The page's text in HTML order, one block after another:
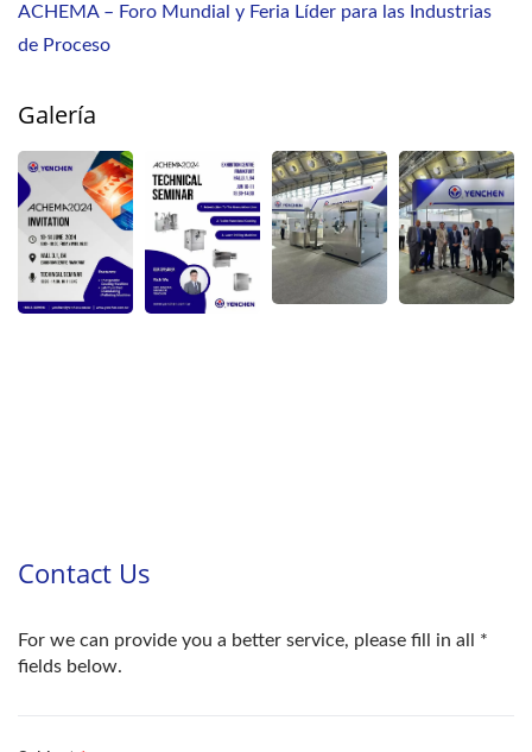
ACHEMA – Foro Mundial y Feria Líder para las Industrias
de Proceso
Galería